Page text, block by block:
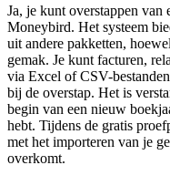
Ja, je kunt overstappen van
Moneybird. Het systeem
uit andere pakketten,
gemak. Je kunt facturen,
via Excel of CSV-
bij de overstap. Het is
begin van een nieuw
hebt. Tijdens de gratis
met het importeren van je
overkomt.